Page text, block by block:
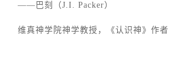
——巴刻（J.I. Packer）
维真神学院神学教授，《认识神》作者